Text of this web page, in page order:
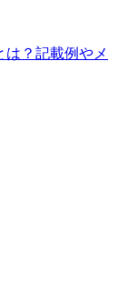
は？記載例やメ